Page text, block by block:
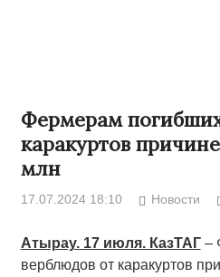
Фермерам
каракуртов
млн
17.07.2024 18:10 Новости
Атырау. 17 июля. КазТАГ–
верблюдов от каракуртов